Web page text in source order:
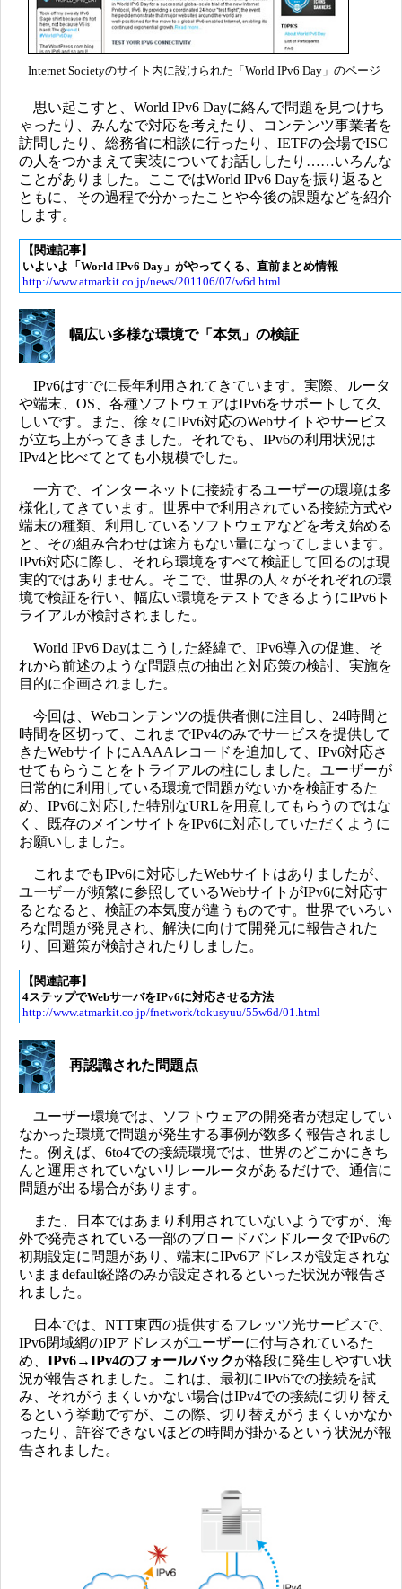
Internet Societyのサイト内に設けられた「World IPv6 Day」のページ
思い起こすと、World IPv6 Dayに絡んで問題を見つけち
ゃったり、みんなで対応を考えたり、コンテンツ事業者を
訪問したり、総務省に相談に行ったり、IETFの会場でISC
の人をつかまえて実装についてお話ししたり……いろんな
ことがありました。ここではWorld IPv6 Dayを振り返ると
ともに、その過程で分かったことや今後の課題などを紹介
します。
【関連記事】
いよいよ「World IPv6 Day」がやってくる、直前まとめ情報
http://www.atmarkit.co.jp/news/201106/07/w6d.html
幅広い多様な環境で「本気」の検証
IPv6はすでに長年利用されてきています。実際、ルータ
や端末、OS、各種ソフトウェアはIPv6をサポートして久
しいです。また、徐々にIPv6対応のWebサイトやサービス
が立ち上がってきました。それでも、IPv6の利用状況は
IPv4と比べてとても小規模でした。
一方で、インターネットに接続するユーザーの環境は多
様化してきています。世界中で利用されている接続方式や
端末の種類、利用しているソフトウェアなどを考え始める
と、その組み合わせは途方もない量になってしまいます。
IPv6対応に際し、それら環境をすべて検証して回るのは現
実的ではありません。そこで、世界の人々がそれぞれの環
境で検証を行い、幅広い環境をテストできるようにIPv6ト
ライアルが検討されました。
World IPv6 Dayはこうした経緯で、IPv6導入の促進、そ
れから前述のような問題点の抽出と対応策の検討、実施を
目的に企画されました。
今回は、Webコンテンツの提供者側に注目し、24時間と
時間を区切って、これまでIPv4のみでサービスを提供して
きたWebサイトにAAAAレコードを追加して、IPv6対応さ
せてもらうことをトライアルの柱にしました。ユーザーが
日常的に利用している環境で問題がないかを検証するた
め、IPv6に対応した特別なURLを用意してもらうのではな
く、既存のメインサイトをIPv6に対応していただくように
お願いしました。
これまでもIPv6に対応したWebサイトはありましたが、
ユーザーが頻繁に参照しているWebサイトがIPv6に対応す
るとなると、検証の本気度が違うものです。世界でいろい
ろな問題が発見され、解決に向けて開発元に報告された
り、回避策が検討されたりしました。
【関連記事】
4ステップでWebサーバをIPv6に対応させる方法
http://www.atmarkit.co.jp/fnetwork/tokusyuu/55w6d/01.html
再認識された問題点
ユーザー環境では、ソフトウェアの開発者が想定してい
なかった環境で問題が発生する事例が数多く報告されまし
た。例えば、6to4での接続環境では、世界のどこかにきち
んと運用されていないリレールータがあるだけで、通信に
問題が出る場合があります。
また、日本ではあまり利用されていないようですが、海
外で発売されている一部のブロードバンドルータでIPv6の
初期設定に問題があり、端末にIPv6アドレスが設定されな
いままdefault経路のみが設定されるといった状況が報告さ
れました。
日本では、NTT東西の提供するフレッツ光サービスで、
IPv6閉域網のIPアドレスがユーザーに付与されているた
め、 IPv6→IPv4のフォールバックが格段に発生しやすい状
況が報告されました。これは、最初にIPv6での接続を試
み、それがうまくいかない場合はIPv4での接続に切り替え
るという挙動ですが、この際、切り替えがうまくいかなか
ったり、許容できないほどの時間が掛かるという状況が報
告されました。